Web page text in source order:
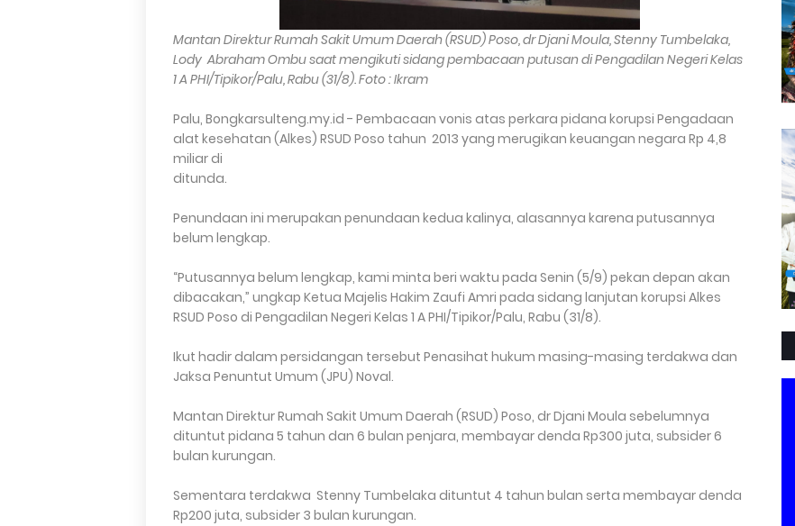
Mantan Direktur Rumah Sakit Umum Daerah (RSUD) Poso, dr Djani Moula, Stenny Tumbelaka,
Lody Abraham Ombu saat mengikuti sidang pembacaan putusan di Pengadilan Negeri Kelas
1 A PHI/Tipikor/Palu, Rabu (31/8). Foto : Ikram
Palu, Bongkarsulteng.my.id - Pembacaan vonis atas perkara pidana korupsi Pengadaan
alat kesehatan (Alkes) RSUD Poso tahun 2013 yang merugikan keuangan negara Rp 4,8
miliar di
ditunda.
Penundaan ini merupakan penundaan kedua kalinya, alasannya karena putusannya
belum lengkap.
“Putusannya belum lengkap, kami minta beri waktu pada Senin (5/9) pekan depan akan
dibacakan,” ungkap Ketua Majelis Hakim Zaufi Amri pada sidang lanjutan korupsi Alkes
RSUD Poso di Pengadilan Negeri Kelas 1 A PHI/Tipikor/Palu, Rabu (31/8).
Ikut hadir dalam persidangan tersebut Penasihat hukum masing-masing terdakwa dan
Jaksa Penuntut Umum (JPU) Noval.
Mantan Direktur Rumah Sakit Umum Daerah (RSUD) Poso, dr Djani Moula sebelumnya
dituntut pidana 5 tahun dan 6 bulan penjara, membayar denda Rp300 juta, subsider 6
bulan kurungan.
Sementara terdakwa Stenny Tumbelaka dituntut 4 tahun bulan serta membayar denda
Rp200 juta, subsider 3 bulan kurungan.